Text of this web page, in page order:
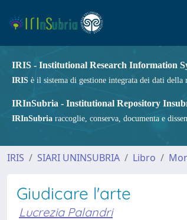
IRIS - Institutional Research Information
IRIS è il sistema di gestione integrata dei dati
IRInSubria - Institutional Repository
IRInSubria raccoglie, conserva, documenta e
IRIS SIARI UNINSUBRIA Libro
Giudicare l'arte
Lucrezia Palandri